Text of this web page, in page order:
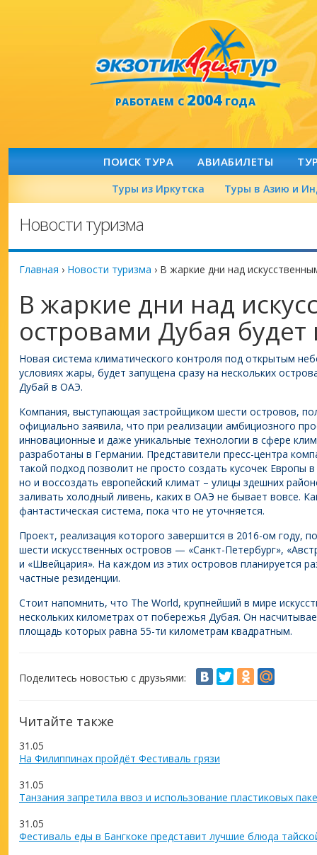
РАБОТАЕМ С2004ГОДА
ПОИСК ТУРА АВИАБИЛЕТЫ
Туры из Иркутска Туры в Азию и
Новости туризма
Главная › Новости туризма › В жаркие дни над
В жаркие дни над
островами Дубая будет
Новая система климатического контроля под открытым
условиях жары, будет запущена сразу на нескольких
Дубай в ОАЭ.
Компания, выступающая застройщиком шести островов,
официально заявила, что при реализации амбициозного
инновационные и даже уникальные технологии в сфере
разработаны в Германии. Представители пресс-центра
такой подход позволит не просто создать кусочек Европы
но и воссоздать европейский климат – улицы здешних
заливать холодный ливень, каких в ОАЭ не бывает вовсе.
фантастическая система, пока что не уточняется.
Проект, реализация которого завершится в 2016-ом году,
шести искусственных островов — «Санкт-Петербург»,
и «Швейцария». На каждом из этих островов планируется
частные резиденции.
Стоит напомнить, что The World, крупнейший в мире
нескольких километрах от побережья Дубая. Он
площадь которых равна 55-ти километрам квадратным.
Поделитесь новостью с друзьями:
Читайте также
31.05
На Филиппинах пройдёт Фестиваль грязи
31.05
Танзания запретила ввоз и использование пластиковых
31.05
Фестиваль еды в Бангкоке представит лучшие блюда